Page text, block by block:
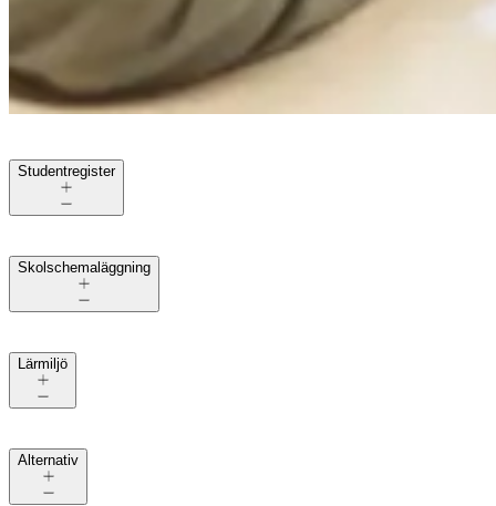
Studentregister
Skolschemaläggning
Lärmiljö
Alternativ